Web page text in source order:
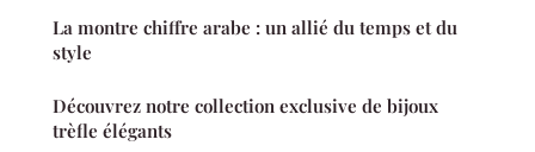
La montre chiffre arabe : un allié du temps et du
style
Découvrez notre collection exclusive de bijoux
trèfle élégants